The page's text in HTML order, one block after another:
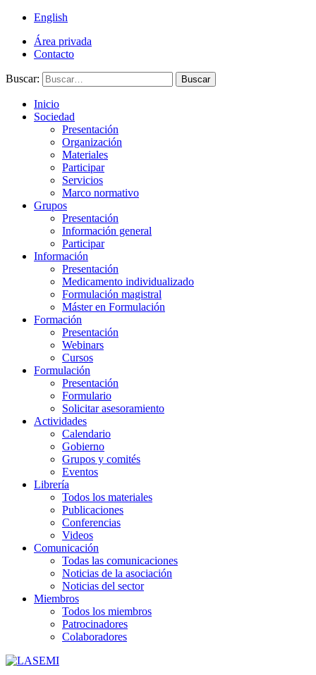
English
Área privada
Contacto
Buscar: Buscar
Inicio
Sociedad
Presentación
Organización
Materiales
Participar
Servicios
Marco normativo
Grupos
Presentación
Información general
Participar
Información
Presentación
Medicamento individualizado
Formulación magistral
Máster en Formulación
Formación
Presentación
Webinars
Cursos
Formulación
Presentación
Formulario
Solicitar asesoramiento
Actividades
Calendario
Gobierno
Grupos y comités
Eventos
Librería
Todos los materiales
Publicaciones
Conferencias
Videos
Comunicación
Todas las comunicaciones
Noticias de la asociación
Noticias del sector
Miembros
Todos los miembros
Patrocinadores
Colaboradores